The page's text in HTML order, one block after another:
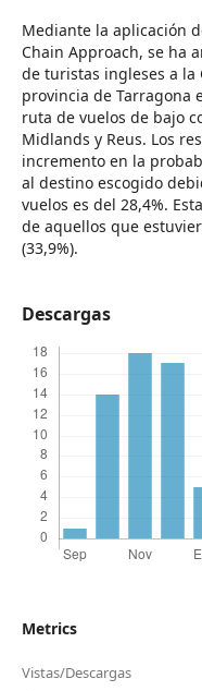
Mediante la aplicación
Chain Approach, se ha
de turistas ingleses a la
provincia de Tarragona
ruta de vuelos de bajo
Midlands y Reus. Los
incremento en la
al destino escogido
vuelos es del 28,4%.
de aquellos que
(33,9%).
Descargas
Metrics
Vistas/Descargas